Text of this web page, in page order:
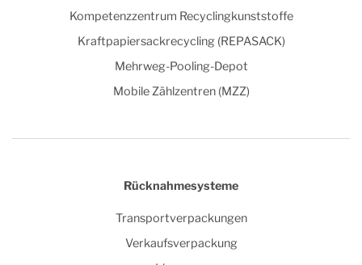
Kompetenzzentrum Recyclingkunststoffe
Kraftpapiersackrecycling (REPASACK)
Mehrweg-Pooling-Depot
Mobile Zählzentren (MZZ)
Rücknahmesysteme
Transportverpackungen
Verkaufsverpackung